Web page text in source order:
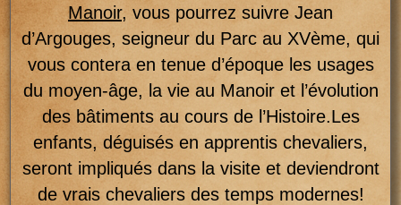
Manoir, vous pourrez suivre Jean
d’Argouges, seigneur du Parc au XVème, qui
vous contera en tenue d’époque les usages
du moyen-âge, la vie au Manoir et l’évolution
des bâtiments au cours de l’Histoire.Les
enfants, déguisés en apprentis chevaliers,
seront impliqués dans la visite et deviendront
de vrais chevaliers des temps modernes!